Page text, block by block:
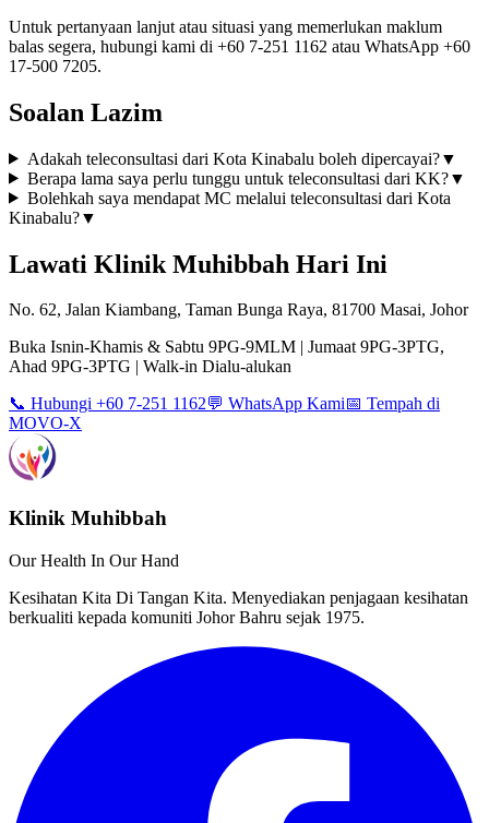
Untuk pertanyaan lanjut atau situasi yang memerlukan maklum
balas segera, hubungi kami di +60 7-251 1162 atau WhatsApp +60
17-500 7205.
Soalan Lazim
Adakah teleconsultasi dari Kota Kinabalu boleh dipercayai?▼
Berapa lama saya perlu tunggu untuk teleconsultasi dari KK?▼
Bolehkah saya mendapat MC melalui teleconsultasi dari Kota
Kinabalu?▼
Lawati Klinik Muhibbah Hari Ini
No. 62, Jalan Kiambang, Taman Bunga Raya, 81700 Masai, Johor
Buka Isnin-Khamis & Sabtu 9PG-9MLM | Jumaat 9PG-3PTG,
Ahad 9PG-3PTG | Walk-in Dialu-alukan
📞 Hubungi +60 7-251 1162💬 WhatsApp Kami📅 Tempah di
MOVO-X
Klinik Muhibbah
Our Health In Our Hand
Kesihatan Kita Di Tangan Kita. Menyediakan penjagaan kesihatan
berkualiti kepada komuniti Johor Bahru sejak 1975.